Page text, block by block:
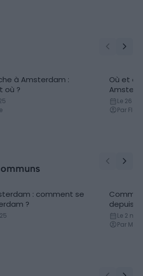
à Amsterdam :
où ?
Où et
Le 26
Par
: comment se
?
depuis
Le 2
Par